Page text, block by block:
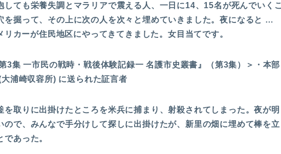
しても栄養失調とマラリアで震える人、一日に14、15名が死んでいくこ
を掘って、その上に次の人を次々と埋めていきました。夜になると …
リカーが住民地区にやってきてきました。女目当てです。
3集 一市民の戦時・戦後体験記録一 名護市史叢書』（第3集）＞・本部
浦崎収容所) に送られた証言者
を取りに出掛けたところを米兵に捕まり、射殺されてしまった。夜が明
ので、みんなで手分けして探しに出掛けたが、新里の畑に埋めて棒を立
あった。